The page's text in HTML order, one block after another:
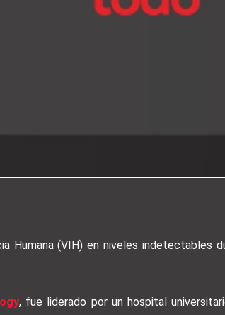
Humana (VIH) en niveles indetectables
, fue liderado por un hospital